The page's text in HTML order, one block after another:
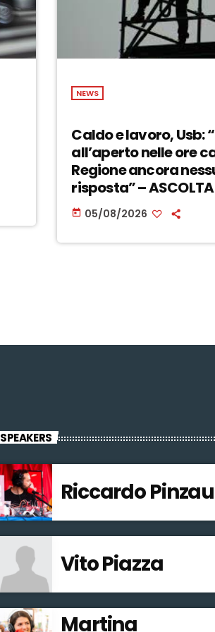
NEWS
Caldo e lavoro, Usb:
all’aperto nelle ore
Regione ancora
risposta” – ASCOLTA
today 05/08/2026
SPEAKERS
Riccardo
Vito Piazza
Martina